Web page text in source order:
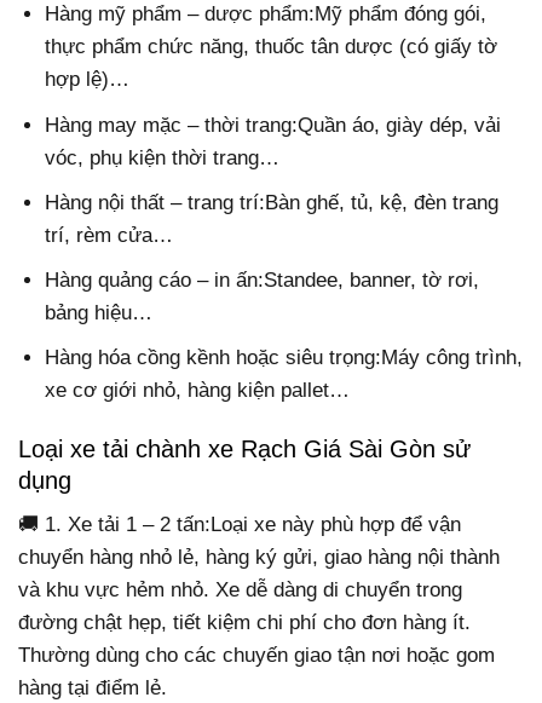
Hàng mỹ phẩm – dược phẩm:Mỹ phẩm đóng gói,
thực phẩm chức năng, thuốc tân dược (có giấy tờ
hợp lệ)…
Hàng may mặc – thời trang:Quần áo, giày dép, vải
vóc, phụ kiện thời trang…
Hàng nội thất – trang trí:Bàn ghế, tủ, kệ, đèn trang
trí, rèm cửa…
Hàng quảng cáo – in ấn:Standee, banner, tờ rơi,
bảng hiệu…
Hàng hóa cồng kềnh hoặc siêu trọng:Máy công trình,
xe cơ giới nhỏ, hàng kiện pallet…
Loại xe tải chành xe Rạch Giá Sài Gòn sử
dụng
🚚 1. Xe tải 1 – 2 tấn:Loại xe này phù hợp để vận
chuyển hàng nhỏ lẻ, hàng ký gửi, giao hàng nội thành
và khu vực hẻm nhỏ. Xe dễ dàng di chuyển trong
đường chật hẹp, tiết kiệm chi phí cho đơn hàng ít.
Thường dùng cho các chuyến giao tận nơi hoặc gom
hàng tại điểm lẻ.